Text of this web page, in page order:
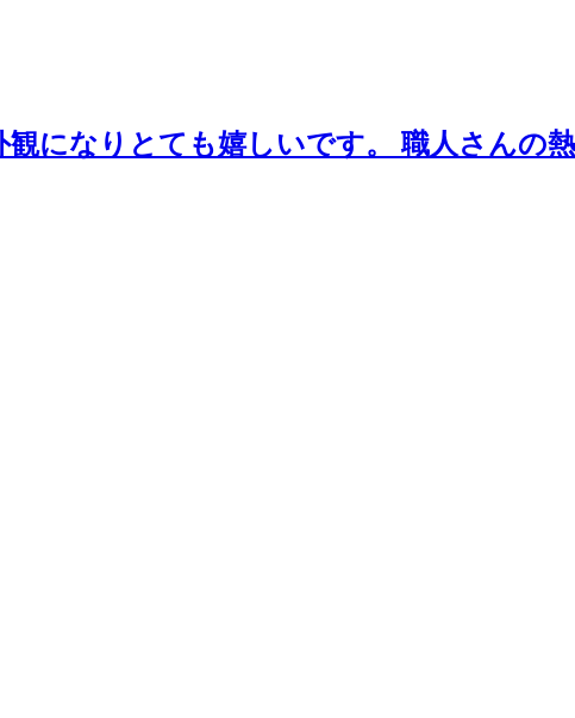
になりとても嬉しいです。 職人さんの